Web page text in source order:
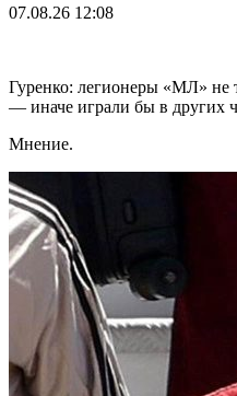
07.08.26 12:08
Гуренко: легионеры «МЛ» не
— иначе играли бы в других
Мнение.